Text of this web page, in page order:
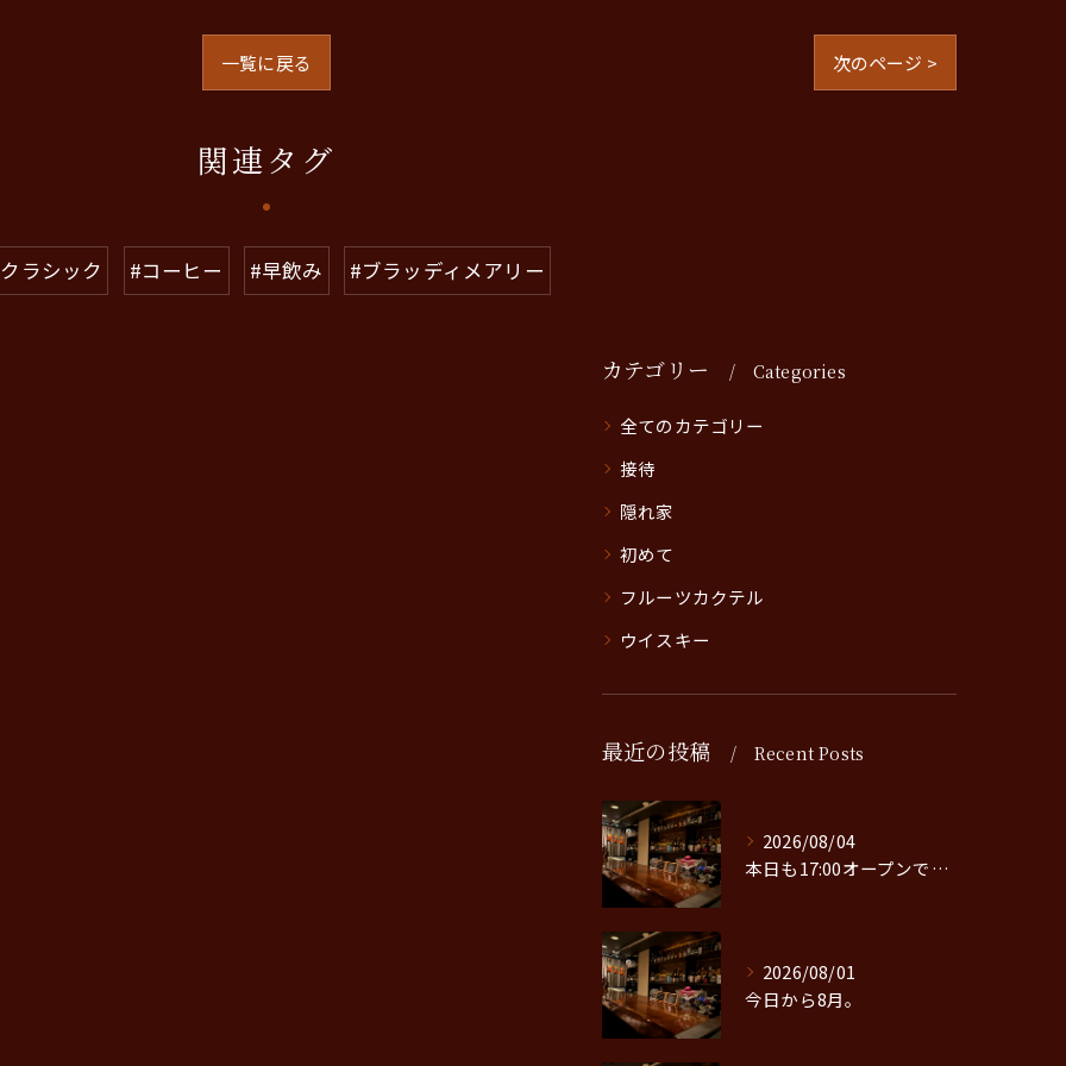
一覧に戻る 次のページ >
関連タグ
ラシック #コーヒー #早飲み #ブラッディメアリー
カテゴリー Categories
全てのカテゴリー
接待
隠れ家
初めて
フルーツカクテル
ウイスキー
最近の投稿 Recent Posts
2026/08/04
本日も17:00オープンです。
2026/08/01
今日から8月。